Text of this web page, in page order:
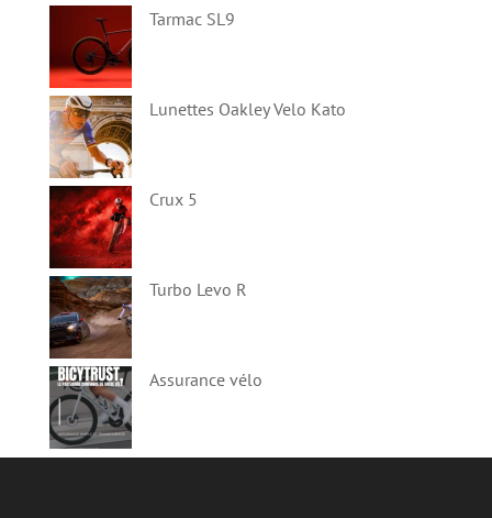
Tarmac SL9
Lunettes Oakley Velo Kato
Crux 5
Turbo Levo R
Assurance vélo